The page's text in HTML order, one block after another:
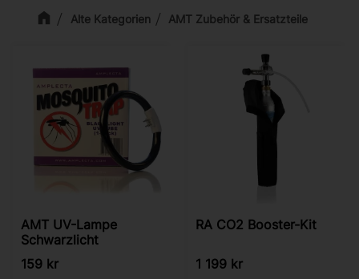
Alte Kategorien AMT Zubehör & Ersatzteile
AMT UV-Lampe
Schwarzlicht
159 kr
RA CO2 Booster-Kit
1 199 kr